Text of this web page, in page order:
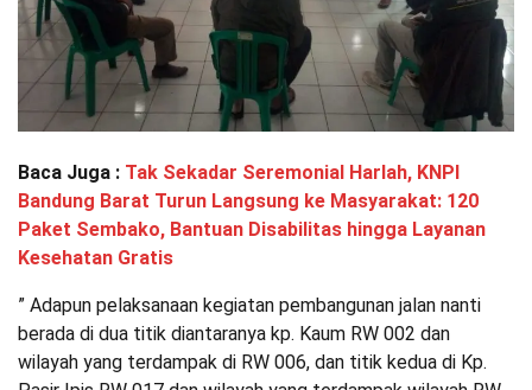
Baca Juga : Tak Sekadar Seremonial Harlah, KNPI
Bandung Barat Turun Langsung ke Masyarakat: 120
Paket Sembako, Bantuan Disabilitas hingga Layanan
Kesehatan Gratis
” Adapun pelaksanaan kegiatan pembangunan jalan nanti
berada di dua titik diantaranya kp. Kaum RW 002 dan
wilayah yang terdampak di RW 006, dan titik kedua di Kp.